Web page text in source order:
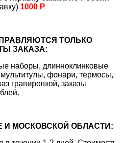
1000 Р
ТОЛЬКО
ЗАКАЗА:
наборы, длинноклинковые
фонари, термосы,
гравировкой, заказы
И МОСКОВСКОЙ ОБЛАСТИ: